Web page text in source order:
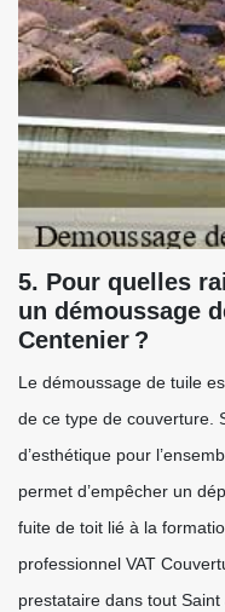
5. Pour quelles
un démoussage
Centenier ?
Le démoussage de tuile
de ce type de couverture.
d’esthétique pour
permet d’empêcher un
fuite de toit lié à la
professionnel VAT
prestataire dans tout